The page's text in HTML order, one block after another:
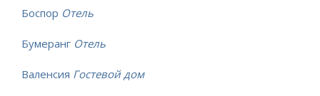
Боспор Отель
Бумеранг Отель
Валенсия Гостевой дом